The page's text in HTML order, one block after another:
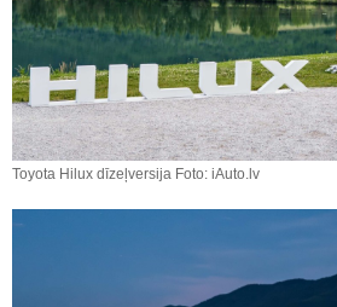
Toyota Hilux dīzeļversija Foto: iAuto.lv